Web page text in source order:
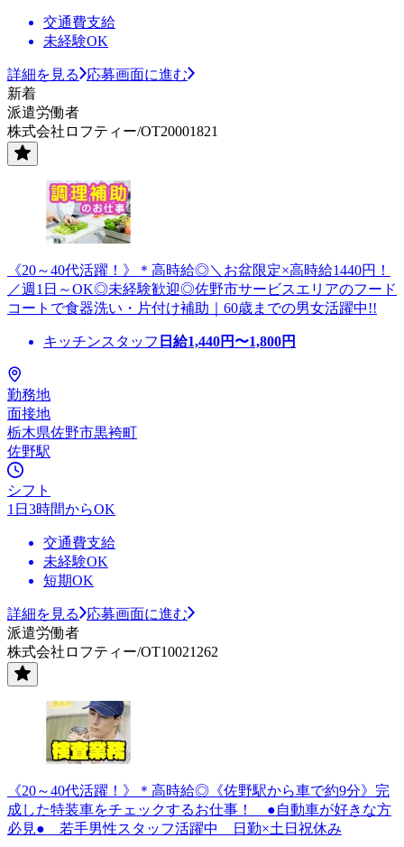
交通費支給
未経験OK
詳細を見る
応募画面に進む
新着
派遣労働者
株式会社ロフティー/OT20001821
《20～40代活躍！》＊高時給◎＼お盆限定×高時給1440円！
／週1日～OK◎未経験歓迎◎佐野市サービスエリアのフード
コートで食器洗い・片付け補助｜60歳までの男女活躍中!!
キッチンスタッフ 日給1,440円〜1,800円
勤務地
面接地
栃木県佐野市黒袴町
佐野駅
シフト
1日3時間からOK
交通費支給
未経験OK
短期OK
詳細を見る
応募画面に進む
派遣労働者
株式会社ロフティー/OT10021262
《20～40代活躍！》＊高時給◎《佐野駅から車で約9分》完
成した特装車をチェックするお仕事！ ●自動車が好きな方
必見● 若手男性スタッフ活躍中 日勤×土日祝休み